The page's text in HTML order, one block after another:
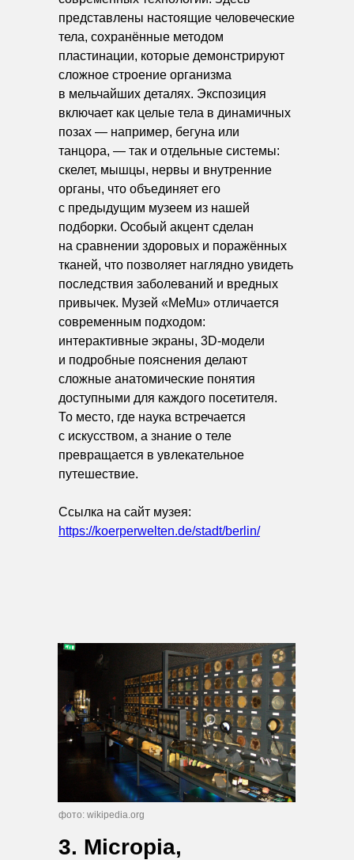
представлены настоящие человеческие
тела, сохранённые методом
пластинации, которые демонстрируют
сложное строение организма
в мельчайших деталях. Экспозиция
включает как целые тела в динамичных
позах — например, бегуна или
танцора, — так и отдельные системы:
скелет, мышцы, нервы и внутренние
органы, что объединяет его
с предыдущим музеем из нашей
подборки. Особый акцент сделан
на сравнении здоровых и поражённых
тканей, что позволяет наглядно увидеть
последствия заболеваний и вредных
привычек. Музей «MeMu» отличается
современным подходом:
интерактивные экраны, 3D-модели
и подробные пояснения делают
сложные анатомические понятия
доступными для каждого посетителя.
То место, где наука встречается
с искусством, а знание о теле
превращается в увлекательное
путешествие.
Ссылка на сайт музея:
https://koerperwelten.de/stadt/berlin/
3. Micropia,
фото: wikipedia.org